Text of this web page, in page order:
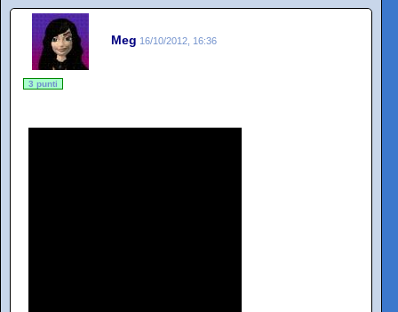
Meg 16/10/2012, 16:36
3 punti